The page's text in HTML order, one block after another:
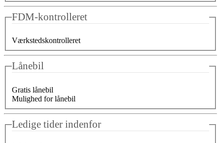
FDM-kontrolleret
Værkstedskontrolleret
Lånebil
Gratis lånebil
Mulighed for lånebil
Ledige tider indenfor